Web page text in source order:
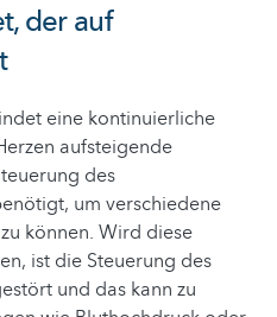
der auf
eine kontinuierliche
aufsteigende
des
um verschiedene
können. Wird diese
ist die Steuerung des
und das kann zu